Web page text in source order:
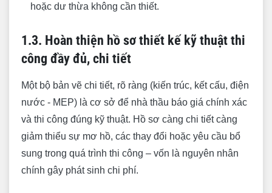
3.2. Lựa chọn vật tư đảm bảo chất lượng với
3.3. Kiểm tra số lượng, chất lượng vật tư khi
nhập kho/về công trường
3.4. Bảo quản vật tư đúng cách, hạn chế hao
hụt, thất thoát
4. Giám sát thi công chặt chẽ, xử lý phát sinh
kịp thời
4.1. Đảm bảo thi công đúng thiết kế và kỹ
thuật
hoặc dư thừa không cần thiết.
1.3. Hoàn thiện hồ sơ thiết kế kỹ thuật thi
công đầy đủ, chi tiết
Một bộ bản vẽ chi tiết, rõ ràng (kiến trúc, kết cấu, điện
nước - MEP) là cơ sở để nhà thầu báo giá chính xác
và thi công đúng kỹ thuật. Hồ sơ càng chi tiết càng
giảm thiểu sự mơ hồ, các thay đổi hoặc yêu cầu bổ
sung trong quá trình thi công – vốn là nguyên nhân
chính gây phát sinh chi phí.